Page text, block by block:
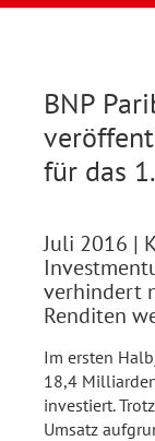
BNP
für das
Juli 2016 |
verhindert
Renditen
Im ersten
18,4
investiert.
Umsatz